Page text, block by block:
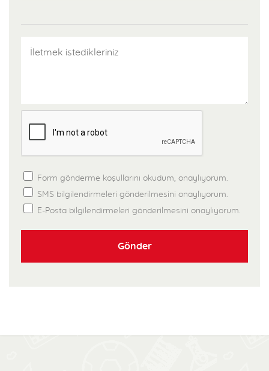
Form gönderme koşullarını okudum, onaylıyorum.
SMS bilgilendirmeleri gönderilmesini onaylıyorum.
E-Posta bilgilendirmeleri gönderilmesini onaylıyorum.
Gönder